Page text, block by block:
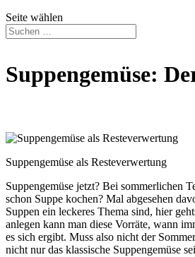
Seite wählen
Suppengemüse:
Suppengemüse als Resteverwertung
Suppengemüse jetzt? Bei sommerlichen
schon Suppe kochen? Mal abgesehen
Suppen ein leckeres Thema sind, hier
anlegen kann man diese Vorräte, wann
es sich ergibt. Muss also nicht der
nicht nur das klassische Suppengemüse